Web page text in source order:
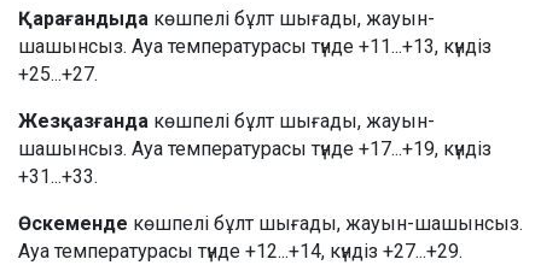
Қарағандыда көшпелі бұлт шығады, жауын-
шашынсыз. Ауа температурасы түнде +11...+13, күндіз
+25...+27.
Жезқазғанда көшпелі бұлт шығады, жауын-
шашынсыз. Ауа температурасы түнде +17...+19, күндіз
+31...+33.
Өскеменде көшпелі бұлт шығады, жауын-шашынсыз.
Ауа температурасы түнде +12...+14, күндіз +27...+29.